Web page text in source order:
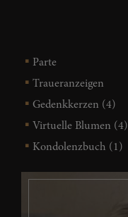
Parte
Traueranzeigen
Gedenkkerzen (4)
Virtuelle Blumen (4)
Kondolenzbuch (1)